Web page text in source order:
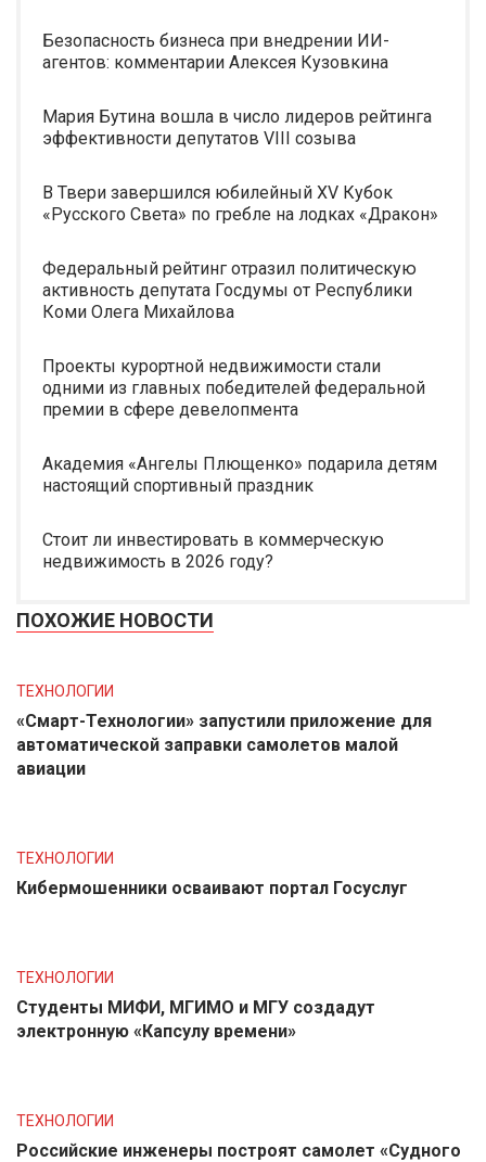
Безопасность бизнеса при внедрении ИИ-
агентов: комментарии Алексея Кузовкина
Мария Бутина вошла в число лидеров рейтинга
эффективности депутатов VIII созыва
В Твери завершился юбилейный XV Кубок
«Русского Света» по гребле на лодках «Дракон»
Федеральный рейтинг отразил политическую
активность депутата Госдумы от Республики
Коми Олега Михайлова
Проекты курортной недвижимости стали
одними из главных победителей федеральной
премии в сфере девелопмента
Академия «Ангелы Плющенко» подарила детям
настоящий спортивный праздник
Стоит ли инвестировать в коммерческую
недвижимость в 2026 году?
ПОХОЖИЕ НОВОСТИ
ТЕХНОЛОГИИ
«Смарт-Технологии» запустили приложение для
автоматической заправки самолетов малой
авиации
ТЕХНОЛОГИИ
Кибермошенники осваивают портал Госуслуг
ТЕХНОЛОГИИ
Студенты МИФИ, МГИМО и МГУ создадут
электронную «Капсулу времени»
ТЕХНОЛОГИИ
Российские инженеры построят самолет «Судного